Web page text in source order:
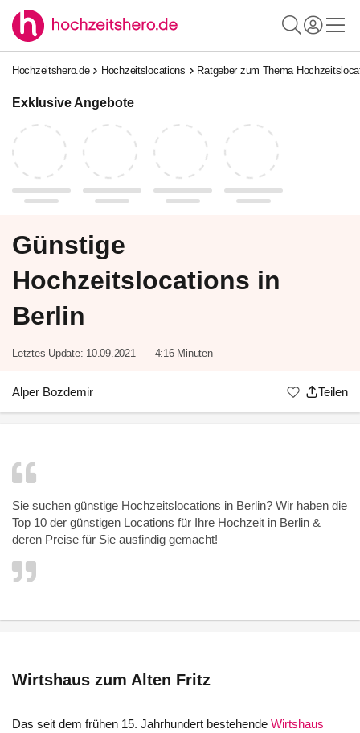
Hochzeitshero.de Hochzeitslocations Ratgeber zum Thema
Exklusive Angebote
Günstige
Hochzeitslocations in
Berlin
Letztes Update: 10.09.2021 4:16 Minuten
Alper Bozdemir Teilen
Sie suchen günstige Hochzeitslocations in Berlin? Wir haben die
Top 10 der günstigen Locations für Ihre Hochzeit in Berlin &
deren Preise für Sie ausfindig gemacht!
Wirtshaus zum Alten Fritz
Das seit dem frühen 15. Jahrhundert bestehende Wirtshaus